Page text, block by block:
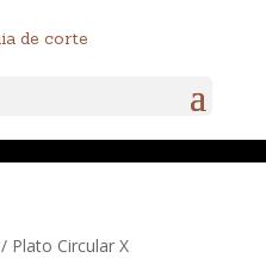
/ Plato Circular X